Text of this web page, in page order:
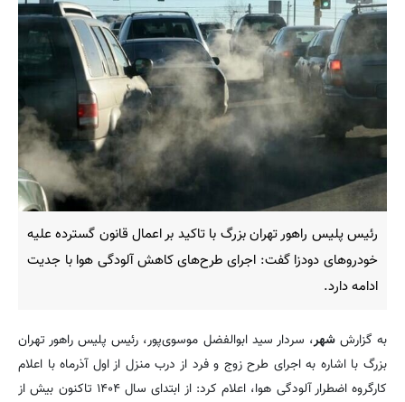
رئیس پلیس راهور تهران بزرگ با تاکید بر اعمال قانون گسترده علیه
خودروهای دودزا گفت: اجرای طرح‌های کاهش آلودگی هوا با جدیت
ادامه دارد.
به گزارششهر، سردار سید ابوالفضل موسوی‌پور، رئیس پلیس راهور تهران
بزرگ با اشاره به اجرای طرح زوج و فرد از درب منزل از اول آذرماه با اعلام
کارگروه اضطرار آلودگی هوا، اعلام کرد: از ابتدای سال ۱۴۰۴ تاکنون بیش از